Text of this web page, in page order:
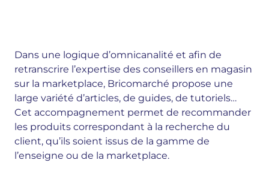
Dans une logique d’omnicanalité et afin de
retranscrire l’expertise des conseillers en magasin
sur la marketplace, Bricomarché propose une
large variété d’articles, de guides, de tutoriels…
Cet accompagnement permet de recommander
les produits correspondant à la recherche du
client, qu’ils soient issus de la gamme de
l’enseigne ou de la marketplace.